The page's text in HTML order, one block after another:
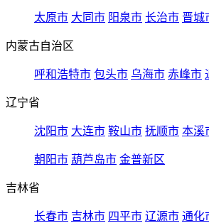
太原市 大同市 阳泉市 长治市 晋城
内蒙古自治区
呼和浩特市 包头市 乌海市 赤峰市
辽宁省
沈阳市 大连市 鞍山市 抚顺市 本溪
朝阳市 葫芦岛市 金普新区
吉林省
长春市 吉林市 四平市 辽源市 通化